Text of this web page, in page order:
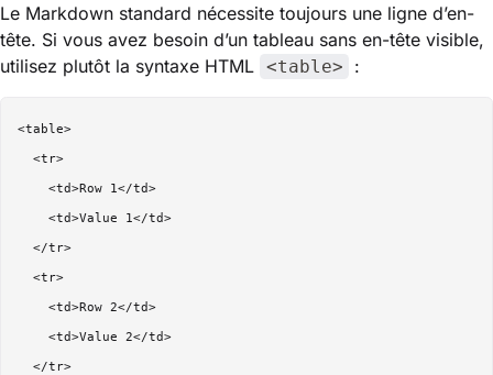
Le Markdown standard nécessite toujours une ligne d’en-
tête. Si vous avez besoin d’un tableau sans en-tête visible,
utilisez plutôt la syntaxe HTML
<table> :
<table>
<tr>
<td>Row 1</td>
<td>Value 1</td>
</tr>
<tr>
<td>Row 2</td>
<td>Value 2</td>
</tr>